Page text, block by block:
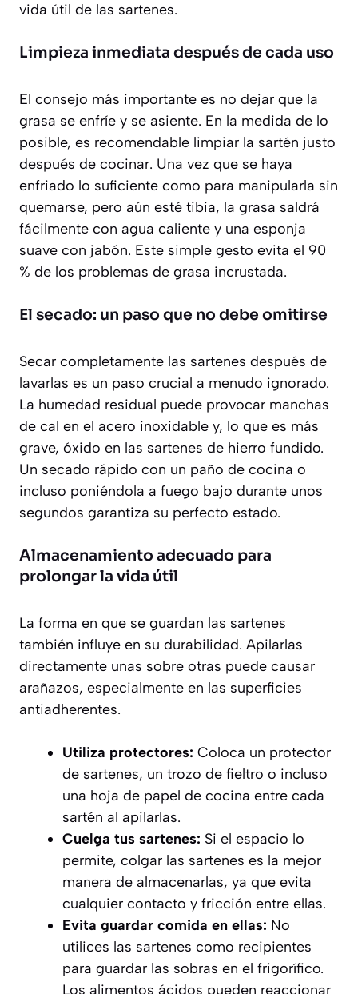
vida útil de las sartenes.
Limpieza inmediata después de cada uso
El consejo más importante es no dejar que la
grasa se enfríe y se asiente. En la medida de lo
posible, es recomendable limpiar la sartén justo
después de cocinar. Una vez que se haya
enfriado lo suficiente como para manipularla sin
quemarse, pero aún esté tibia, la grasa saldrá
fácilmente con agua caliente y una esponja
suave con jabón. Este simple gesto evita el 90
% de los problemas de grasa incrustada.
El secado: un paso que no debe omitirse
Secar completamente las sartenes después de
lavarlas es un paso crucial a menudo ignorado.
La humedad residual puede provocar manchas
de cal en el acero inoxidable y, lo que es más
grave, óxido en las sartenes de hierro fundido.
Un secado rápido con un paño de cocina o
incluso poniéndola a fuego bajo durante unos
segundos garantiza su perfecto estado.
Almacenamiento adecuado para
prolongar la vida útil
La forma en que se guardan las sartenes
también influye en su durabilidad. Apilarlas
directamente unas sobre otras puede causar
arañazos, especialmente en las superficies
antiadherentes.
Utiliza protectores: Coloca un protector
de sartenes, un trozo de fieltro o incluso
una hoja de papel de cocina entre cada
sartén al apilarlas.
Cuelga tus sartenes: Si el espacio lo
permite, colgar las sartenes es la mejor
manera de almacenarlas, ya que evita
cualquier contacto y fricción entre ellas.
Evita guardar comida en ellas: No
utilices las sartenes como recipientes
para guardar las sobras en el frigorífico.
Los alimentos ácidos pueden reaccionar